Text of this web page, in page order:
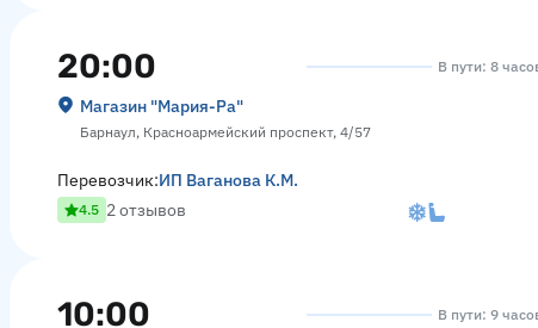
20:00
Магазин "Мария-Ра"
Барнаул, Красноармейский проспект, 4/57
В пути: 8
Перевозчик:ИП Ваганова К.М.
4.5 2 отзывов
10:00 В пути: 9